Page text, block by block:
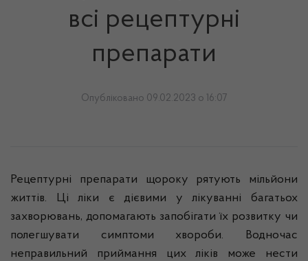
всі рецептурні
препарати
Опубліковано 09.02.2023 о 16:07
Рецептурні препарати щороку рятують мільйони
життів. Ці ліки є дієвими у лікуванні багатьох
захворювань, допомагають запобігати їх розвитку чи
полегшувати симптоми хвороби. Водночас
неправильний приймання цих ліків може нести